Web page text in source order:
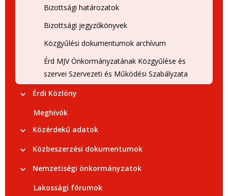
Bizottsági határozatok
Bizottsági jegyzőkönyvek
Közgyűlési dokumentumok archívum
Érd MJV Önkormányzatának Közgyűlése és
szervei Szervezeti és Működési Szabályzata
Érdi Közlöny
Meghívók
Közérdekű adatok
Közbeszerzési dokumentumok
Nemzetiségi önkormányzatok
Lakossági fórumok